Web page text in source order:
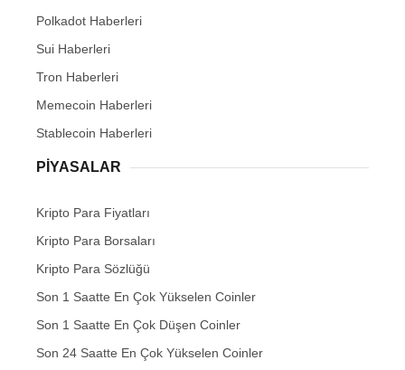
Polkadot Haberleri
Sui Haberleri
Tron Haberleri
Memecoin Haberleri
Stablecoin Haberleri
PIYASALAR
Kripto Para Fiyatları
Kripto Para Borsaları
Kripto Para Sözlüğü
Son 1 Saatte En Çok Yükselen Coinler
Son 1 Saatte En Çok Düşen Coinler
Son 24 Saatte En Çok Yükselen Coinler